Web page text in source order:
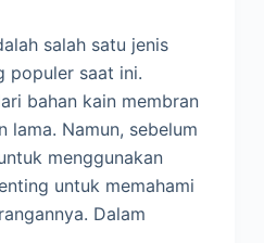
salah satu jenis
populer saat ini.
bahan kain membran
lama. Namun, sebelum
menggunakan
untuk memahami
Dalam